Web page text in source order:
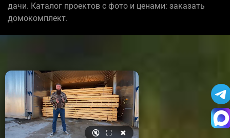
дачи. Каталог проектов с фото и ценами: заказать
домокомплект.
🔇 ⛶ ✖